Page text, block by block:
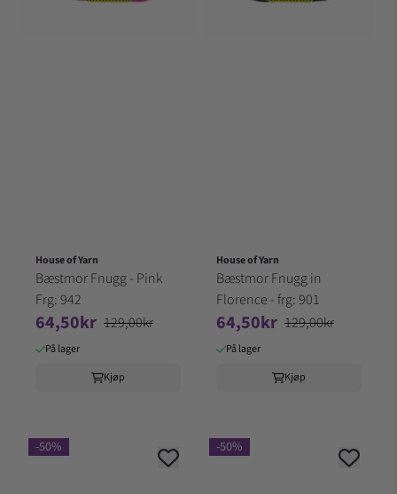
House of Yarn
Bæstmor Fnugg - Pink
Frg: 942
64,50kr 129,00kr
På lager
Kjøp
House of Yarn
Bæstmor Fnugg in
Florence - frg: 901
64,50kr 129,00kr
På lager
Kjøp
-50% -50%